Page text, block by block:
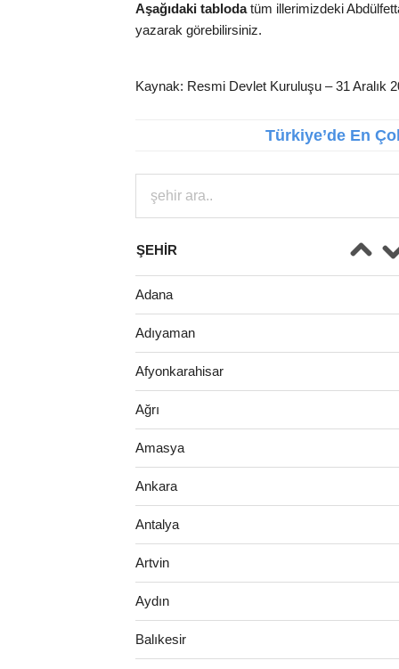
Aşağıdaki tablodatüm illerimizdeki
yazarak görebilirsiniz.
Kaynak: Resmi Devlet Kuruluşu – 31 Aralık
Türkiye’de En
ŞEHIR
Adana
Adıyaman
Afyonkarahisar
Ağrı
Amasya
Ankara
Antalya
Artvin
Aydın
Balıkesir